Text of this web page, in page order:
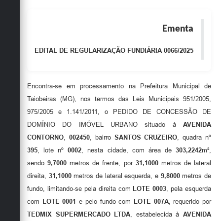
Ementa
EDITAL DE REGULARIZAÇÃO FUNDIÁRIA 0066/2025
Encontra-se em processamento na Prefeitura Municipal de
Taiobeiras (MG), nos termos das Leis Municipais 951/2005,
975/2005 e 1.141/2011, o PEDIDO DE CONCESSÃO DE
DOMÍNIO DO IMÓVEL URBANO situado à AVENIDA
CONTORNO
002450, bairro SANTOS CRUZEIRO , quadra nº
395 , lote nº0002 , nesta cidade, com área de303,2242m²,
sendo9,7000 metros de frente, por 31,1000metros de lateral
direita, 31,1000metros de lateral esquerda, e 9,8000metros de
fundo, limitando-se pela direita com
LOTE 0003 , pela esquerda
com
LOTE 0001 e pelo fundo com LOTE 007A, requerido por
TEDMIX SUPERMERCADO LTDA , estabelecida àAVENIDA